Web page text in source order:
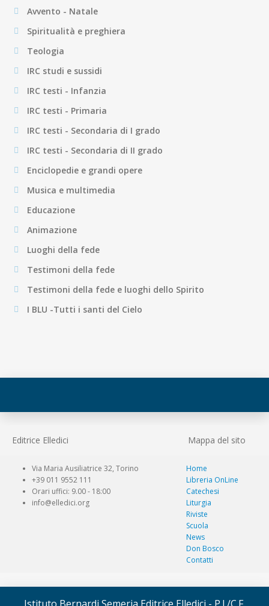
Avvento - Natale
Spiritualità e preghiera
Teologia
IRC studi e sussidi
IRC testi - Infanzia
IRC testi - Primaria
IRC testi - Secondaria di I grado
IRC testi - Secondaria di II grado
Enciclopedie e grandi opere
Musica e multimedia
Educazione
Animazione
Luoghi della fede
Testimoni della fede
Testimoni della fede e luoghi dello Spirito
I BLU -Tutti i santi del Cielo
Editrice Elledici Mappa del sito
Via Maria Ausiliatrice 32, Torino
+39 011 9552 111
Orari uffici: 9.00 - 18:00
info@elledici.org
Home
Libreria OnLine
Catechesi
Liturgia
Riviste
Scuola
News
Don Bosco
Contatti